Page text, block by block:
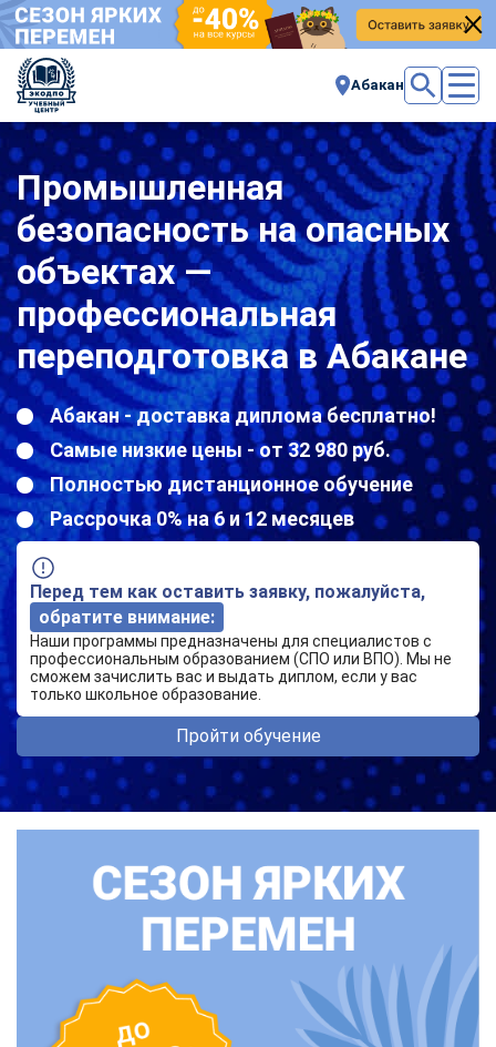
Абакан
Промышленная
безопасность на опасных
объектах —
профессиональная
переподготовка в Абакане
Абакан - доставка диплома бесплатно!
Самые низкие цены - от 32 980 руб.
Полностью дистанционное обучение
Рассрочка 0% на 6 и 12 месяцев
Перед тем как оставить заявку, пожалуйста,
обратите внимание:
Наши программы предназначены для специалистов с
профессиональным образованием (СПО или ВПО). Мы не
сможем зачислить вас и выдать диплом, если у вас
только школьное образование.
Пройти обучение